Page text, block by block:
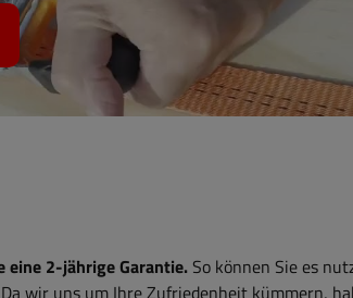
eine 2-jährige Garantie. So können Sie es